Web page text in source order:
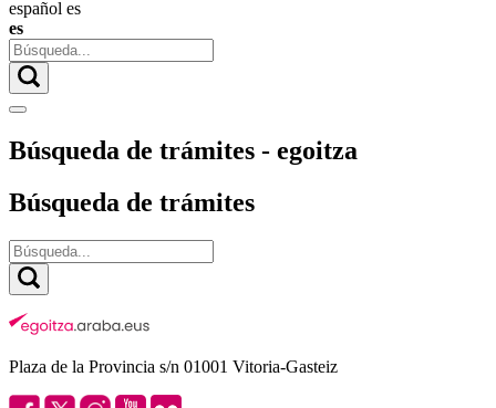
español es
es
Búsqueda de trámites - egoitza
Búsqueda de trámites
Plaza de la Provincia s/n 01001 Vitoria-Gasteiz